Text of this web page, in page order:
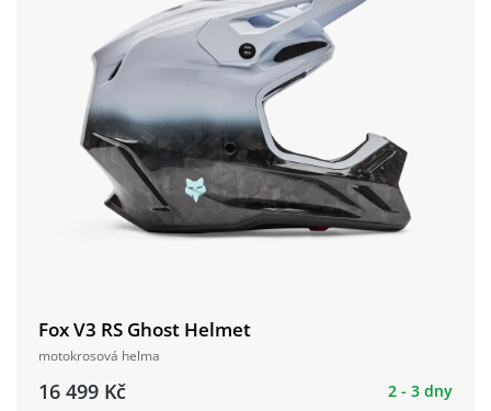
Fox V3 RS Ghost Helmet
motokrosová helma
16 499 Kč 2 - 3 dny